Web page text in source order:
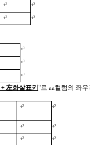
+ 左화살표키 "로 aa컬럼의 좌